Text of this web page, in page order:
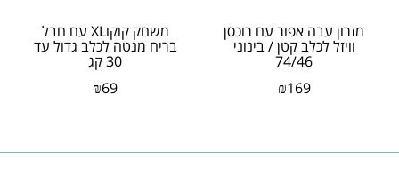
מזרון עבה אפור עם רוכסן
וויזל לכלב קטן / בינוני
74/46
₪169
משחק קוקוXL עם חבל
בריח מנטה לכלב גדול עד
30 קג
₪69